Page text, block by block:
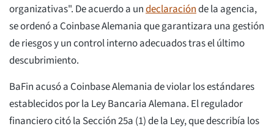
organizativas". De acuerdo a undeclaraciónde la agencia,
se ordenó a Coinbase Alemania que garantizara una gestión
de riesgos y un control interno adecuados tras el último
descubrimiento.
BaFin acusó a Coinbase Alemania de violar los estándares
establecidos por la Ley Bancaria Alemana. El regulador
financiero citó la Sección 25a (1) de la Ley, que describía los